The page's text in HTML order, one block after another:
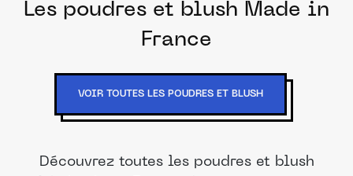
Les poudres et blush Made in
France
VOIR TOUTES LES POUDRES ET BLUSH
Découvrez toutes les poudres et blush